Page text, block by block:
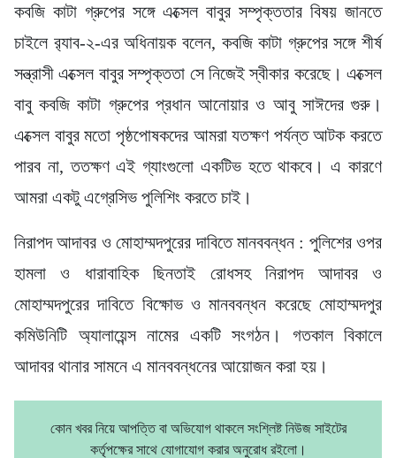
কবজি কাটা গ্রুপের সঙ্গে এক্সেল বাবুর সম্পৃক্ততার বিষয় জানতে
চাইলে র‍্যাব-২-এর অধিনায়ক বলেন, কবজি কাটা গ্রুপের সঙ্গে শীর্ষ
সন্ত্রাসী এক্সেল বাবুর সম্পৃক্ততা সে নিজেই স্বীকার করেছে। এক্সেল
বাবু কবজি কাটা গ্রুপের প্রধান আনোয়ার ও আবু সাঈদের গুরু।
এক্সেল বাবুর মতো পৃষ্ঠপোষকদের আমরা যতক্ষণ পর্যন্ত আটক করতে
পারব না, ততক্ষণ এই গ্যাংগুলো একটিভ হতে থাকবে। এ কারণে
আমরা একটু এগ্রেসিভ পুলিশিং করতে চাই।
নিরাপদ আদাবর ও মোহাম্মদপুরের দাবিতে মানববন্ধন : পুলিশের ওপর
হামলা ও ধারাবাহিক ছিনতাই রোধসহ নিরাপদ আদাবর ও
মোহাম্মদপুরের দাবিতে বিক্ষোভ ও মানববন্ধন করেছে মোহাম্মদপুর
কমিউনিটি অ্যালায়েন্স নামের একটি সংগঠন। গতকাল বিকালে
আদাবর থানার সামনে এ মানববন্ধনের আয়োজন করা হয়।
কোন খবর নিয়ে আপত্তি বা অভিযোগ থাকলে সংশ্লিষ্ট নিউজ সাইটের
কর্তৃপক্ষের সাথে যোগাযোগ করার অনুরোধ রইলো।